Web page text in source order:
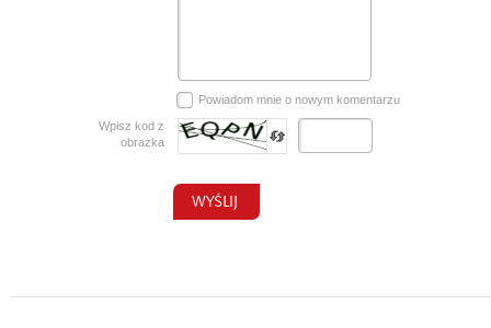
Powiadom mnie o nowym komentarzu
Wpisz kod z
obrazka